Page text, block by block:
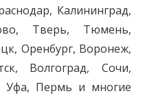
Калининград,
Тверь, Тюмень,
Оренбург, Воронеж,
Волгоград, Сочи,
Уфа, Пермь и многие